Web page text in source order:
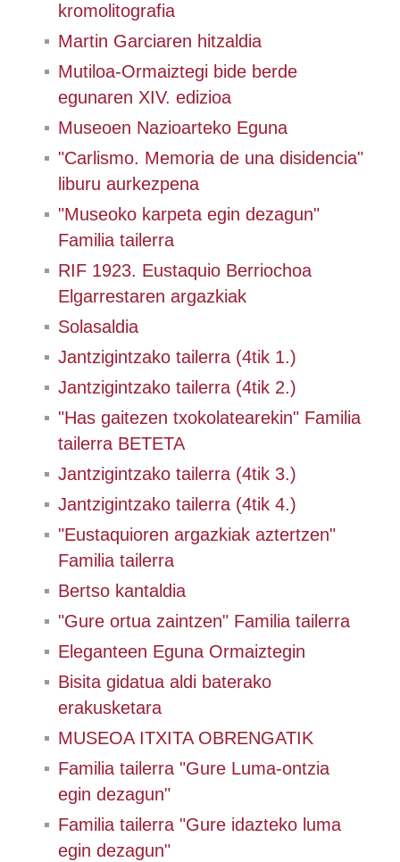
kromolitografia
Martin Garciaren hitzaldia
Mutiloa-Ormaiztegi bide berde
egunaren XIV. edizioa
Museoen Nazioarteko Eguna
"Carlismo. Memoria de una disidencia"
liburu aurkezpena
"Museoko karpeta egin dezagun"
Familia tailerra
RIF 1923. Eustaquio Berriochoa
Elgarrestaren argazkiak
Solasaldia
Jantzigintzako tailerra (4tik 1.)
Jantzigintzako tailerra (4tik 2.)
"Has gaitezen txokolatearekin" Familia
tailerra BETETA
Jantzigintzako tailerra (4tik 3.)
Jantzigintzako tailerra (4tik 4.)
"Eustaquioren argazkiak aztertzen"
Familia tailerra
Bertso kantaldia
"Gure ortua zaintzen" Familia tailerra
Eleganteen Eguna Ormaiztegin
Bisita gidatua aldi baterako
erakusketara
MUSEOA ITXITA OBRENGATIK
Familia tailerra "Gure Luma-ontzia
egin dezagun"
Familia tailerra "Gure idazteko luma
egin dezagun"